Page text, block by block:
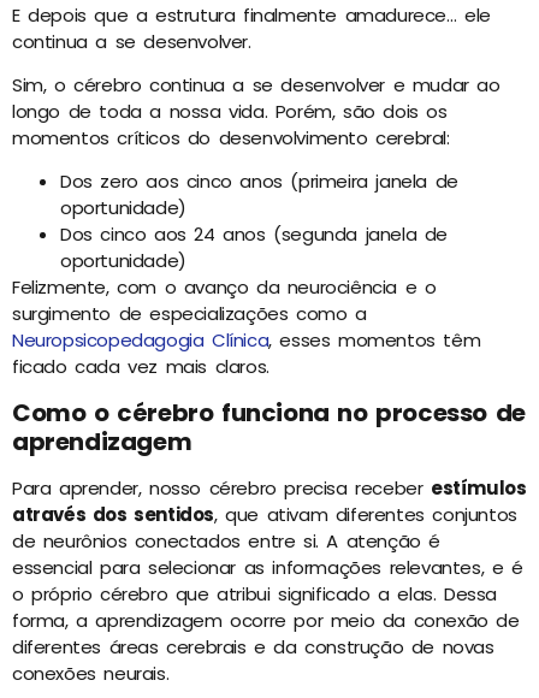
E depois que a estrutura finalmente amadurece… ele
continua a se desenvolver.
Sim, o cérebro continua a se desenvolver e mudar ao
longo de toda a nossa vida. Porém, são dois os
momentos críticos do desenvolvimento cerebral:
Dos zero aos cinco anos (primeira janela de
oportunidade)
Dos cinco aos 24 anos (segunda janela de
oportunidade)
Felizmente, com o avanço da neurociência e o
surgimento de especializações como a
Neuropsicopedagogia Clínica, esses momentos têm
ficado cada vez mais claros.
Como o cérebro funciona no processo de
aprendizagem
Para aprender, nosso cérebro precisa receber estímulos
através dos sentidos, que ativam diferentes conjuntos
de neurônios conectados entre si. A atenção é
essencial para selecionar as informações relevantes, e é
o próprio cérebro que atribui significado a elas. Dessa
forma, a aprendizagem ocorre por meio da conexão de
diferentes áreas cerebrais e da construção de novas
conexões neurais.